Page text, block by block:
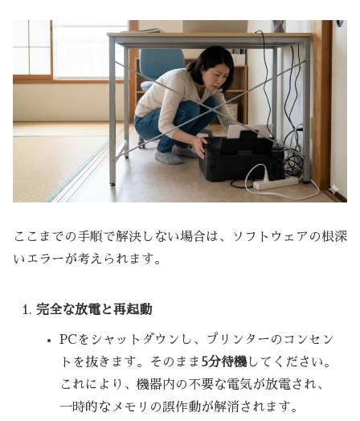
ここまでの手順で解決しない場合は、ソフトウェアの根深
いエラーが考えられます。
完全な放電と再起動
PCをシャットダウンし、プリンターのコンセン
トを抜きます。そのまま 5分待機してください。
これにより、機器内の不要な電気が放電され、
一時的なメモリの誤作動が解消されます。